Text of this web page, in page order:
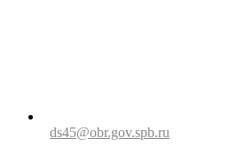
ds45@obr.gov.spb.ru